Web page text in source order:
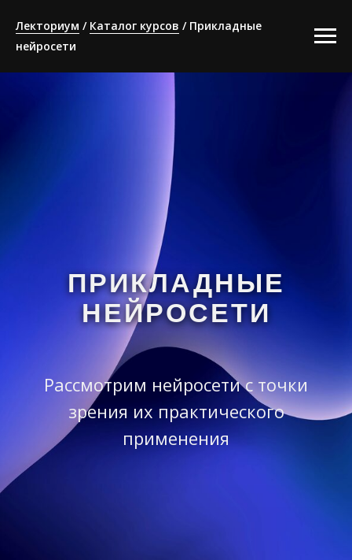
Лекториум / Каталог курсов / Прикладные
нейросети
ПРИКЛАДНЫЕ
НЕЙРОСЕТИ
Рассмотрим нейросети с точки
зрения их практического
применения